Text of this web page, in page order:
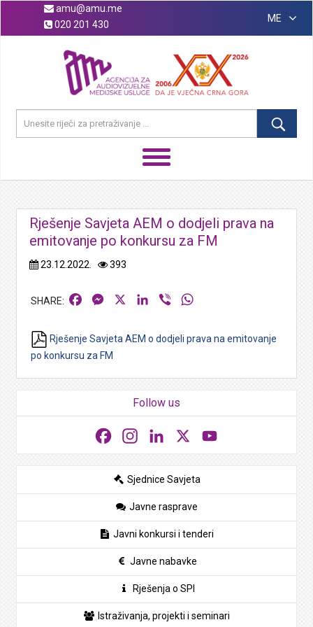
amu@amu.me
020 201 430
ME
Rješenje Savjeta AEM o dodjeli prava na
emitovanje po konkursu za FM
23.12.2022. 393
FacebookMessengerLinkedIn
Viber
Rješenje Savjeta AEM o dodjeli prava na emitovanje
po konkursu za FM
Follow us
FacebookInstagramLinkedIn
Sjednice Savjeta
Javne rasprave
Javni konkursi i tenderi
Javne nabavke
Rješenja o SPI
Istraživanja, projekti i seminari